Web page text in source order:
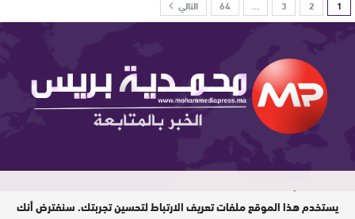
1
2
3
…
64 التالي
المدير المسؤول: خالد مطيع / جميع
الحقوق محفوظة © 2026 / عدد الزوار
يستخدم هذا الموقع ملفات تعريف الارتباط لتحسين تجربتك. سنفترض أنك